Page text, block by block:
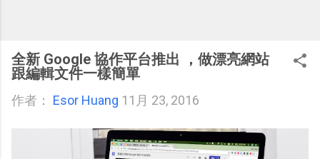
全新 Google 協作平台推出 ，做漂亮網站
跟編輯文件一樣簡單
作者： Esor Huang 11月 23, 2016